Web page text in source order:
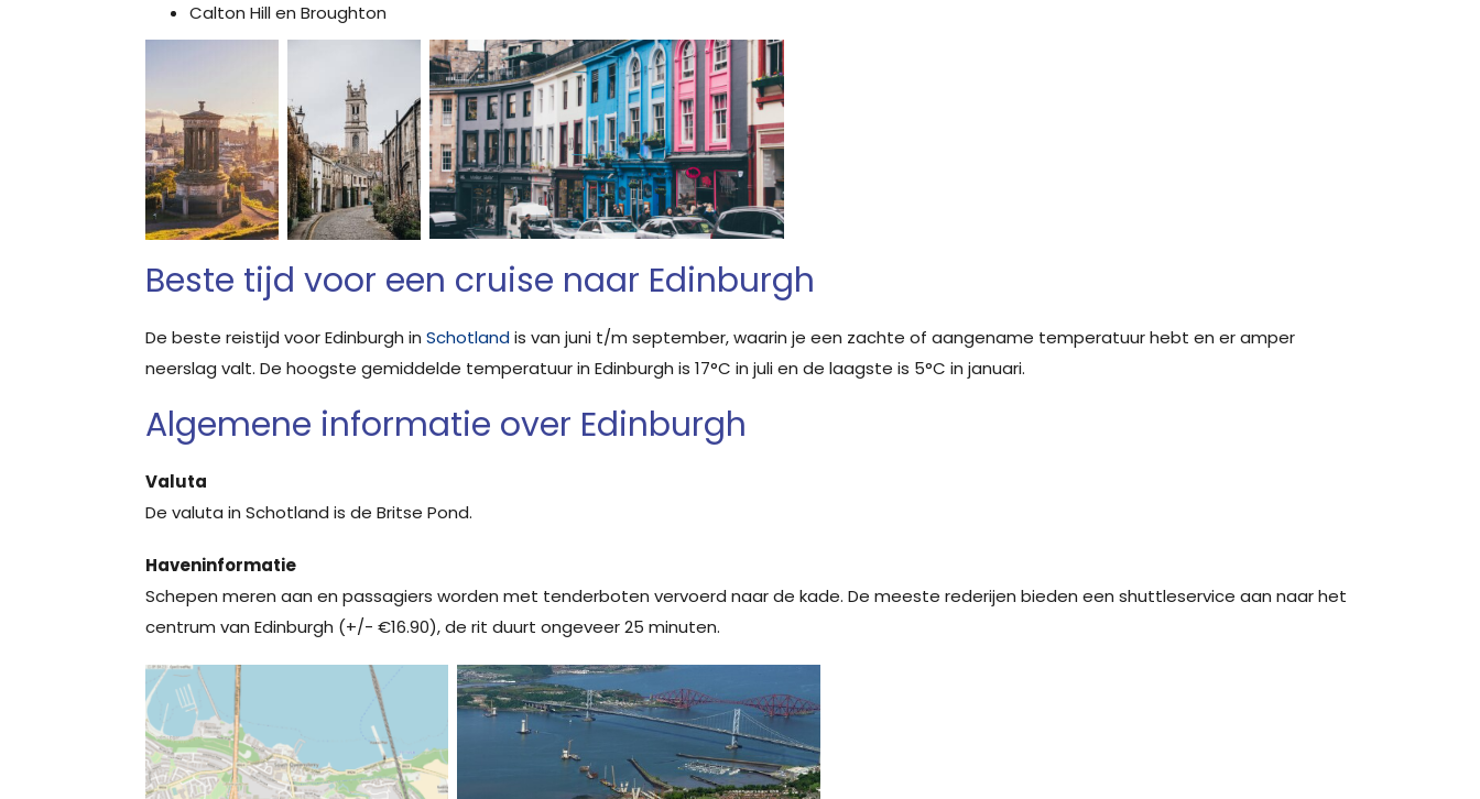
Calton Hill en Broughton
Beste tijd voor een cruise naar Edinburgh
De beste reistijd voor Edinburgh in Schotlandis van juni t/m september, waarin je een zachte of aangename temperatuur hebt en er amper
neerslag valt. De hoogste gemiddelde temperatuur in Edinburgh is 17°C in juli en de laagste is 5°C in januari.
Algemene informatie over Edinburgh
Valuta
De valuta in Schotland is de Britse Pond.
Haveninformatie
Schepen meren aan en passagiers worden met tenderboten vervoerd naar de kade. De meeste rederijen bieden een shuttleservice aan naar het
centrum van Edinburgh (+/- €16.90), de rit duurt ongeveer 25 minuten.